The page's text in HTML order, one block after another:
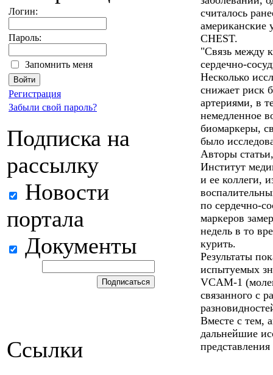
Логин:
Пароль:
Запомнить меня
Регистрация
Забыли свой пароль?
Подписка на
рассылку
Новости
портала
Документы
Ссылки
считалось
американские
CHEST.
"Связь между
сердечно-
Несколько
снижает риск
артериями, в
немедленное
биомаркеры,
было
Авторы
Институт
и ее коллеги,
по сердечно-
маркеров
недель в то
курить.
Результаты
испытуемых
VCAM-1
связанного с
Вместе с тем,
дальнейшие